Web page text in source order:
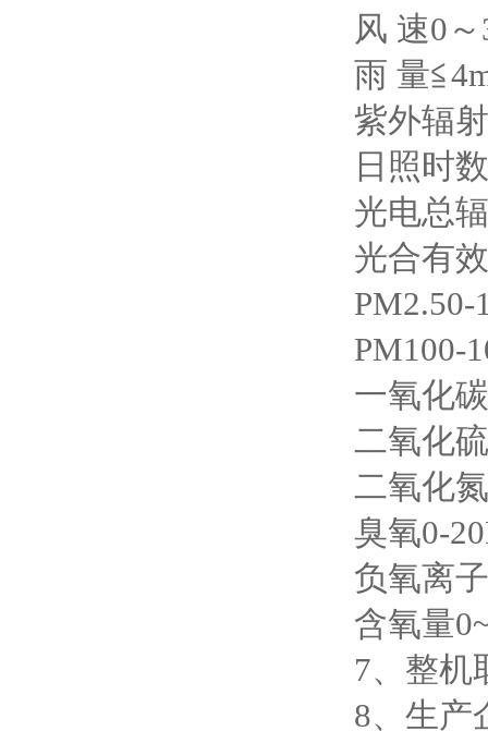
风 速0
雨 量
紫外辐
日照时
光电总
光合有
PM2.50-
PM100-
一氧化
二氧化
二氧化
臭氧0-
负氧离
含氧量
7、整机
8、生产